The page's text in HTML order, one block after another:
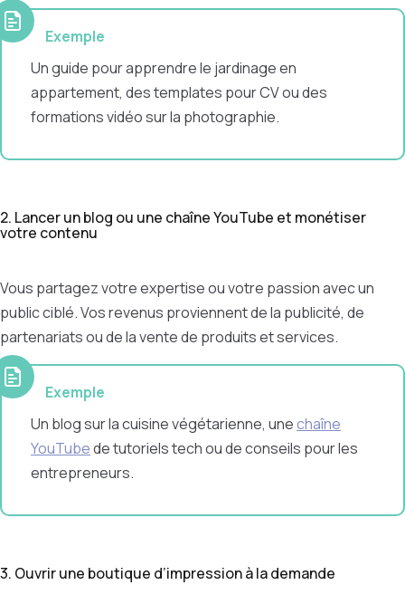
Exemple
Un guide pour apprendre le jardinage en
appartement, des templates pour CV ou des
formations vidéo sur la photographie.
2. Lancer un blog ou une chaîne YouTube et monétiser
votre contenu
Vous partagez votre expertise ou votre passion avec un
public ciblé. Vos revenus proviennent de la publicité, de
partenariats ou de la vente de produits et services.
Exemple
Un blog sur la cuisine végétarienne, unechaîne
YouTubede tutoriels tech ou de conseils pour les
entrepreneurs.
3. Ouvrir une boutique d’impression à la demande